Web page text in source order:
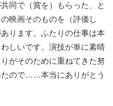
同で（賞を）もらった、と
映画そのものを（評価し
ります。ふたりの仕事は本
しいです。演技が単に素晴
がそのために重ねてきた努
たので……本当にありがとう